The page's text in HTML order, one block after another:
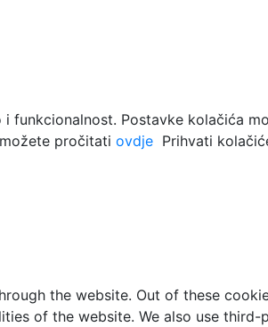
Postavke kolačića
pročitati ovdje Prihvati
the website. Out of these
of the website. We also use